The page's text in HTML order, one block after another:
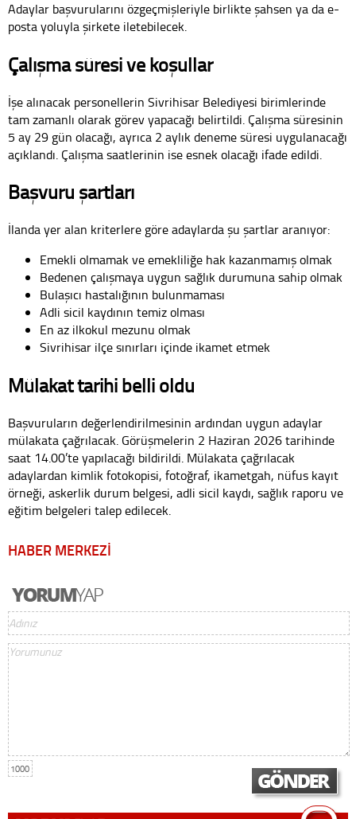
Adaylar başvurularını özgeçmişleriyle birlikte şahsen ya da e-
posta yoluyla şirkete iletebilecek.
Çalışma süresi ve koşullar
İşe alınacak personellerin Sivrihisar Belediyesi birimlerinde
tam zamanlı olarak görev yapacağı belirtildi. Çalışma süresinin
5 ay 29 gün olacağı, ayrıca 2 aylık deneme süresi uygulanacağı
açıklandı. Çalışma saatlerinin ise esnek olacağı ifade edildi.
Başvuru şartları
İlanda yer alan kriterlere göre adaylarda şu şartlar aranıyor:
Emekli olmamak ve emekliliğe hak kazanmamış olmak
Bedenen çalışmaya uygun sağlık durumuna sahip olmak
Bulaşıcı hastalığının bulunmaması
Adli sicil kaydının temiz olması
En az ilkokul mezunu olmak
Sivrihisar ilçe sınırları içinde ikamet etmek
Mülakat tarihi belli oldu
Başvuruların değerlendirilmesinin ardından uygun adaylar
mülakata çağrılacak. Görüşmelerin 2 Haziran 2026 tarihinde
saat 14.00’te yapılacağı bildirildi. Mülakata çağrılacak
adaylardan kimlik fotokopisi, fotoğraf, ikametgah, nüfus kayıt
örneği, askerlik durum belgesi, adli sicil kaydı, sağlık raporu ve
eğitim belgeleri talep edilecek.
HABER MERKEZİ
1000